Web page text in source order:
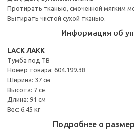
Протирать тканью, смоченной мягким
Вытирать чистой сухой тканью.
Информация об
LACK ЛАКК
Тумба под ТВ
Номер товара: 604.199.38
Ширина: 37 см
Высота: 7 см
Длина: 91 см
Вес: 6.45 кг
Подробнее о